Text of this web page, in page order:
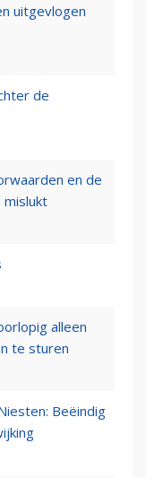
uitgevlogen
de
en de
mislukt
alleen
te sturen
Beëindig